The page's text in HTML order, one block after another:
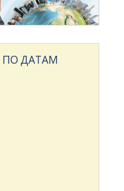
ПО ДАТАМ